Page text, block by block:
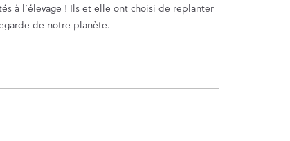
à l’élevage ! Ils et elle ont choisi de replanter
de notre planète.